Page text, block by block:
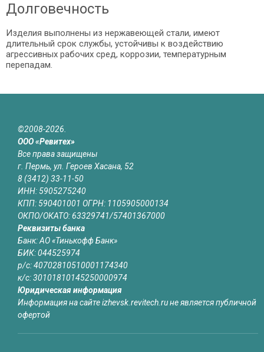
Долговечность
Изделия выполнены из нержавеющей стали, имеют
длительный срок службы, устойчивы к воздействию
агрессивных рабочих сред, коррозии, температурным
перепадам.
©2008-2026.
ООО «Ревитех»
Все права защищены
г. Пермь, ул. Героев Хасана, 52
8 (3412) 33-11-50
ИНН: 5905275240
КПП: 590401001 ОГРН: 1105905000134
ОКПО/ОКАТО: 63329741/57401367000
Реквизиты банка
Банк: АО «Тинькофф Банк»
БИК: 044525974
р/с: 40702810510001174340
к/с: 30101810145250000974
Юридическая информация
Информация на сайте izhevsk.revitech.ru не является публичной
офертой